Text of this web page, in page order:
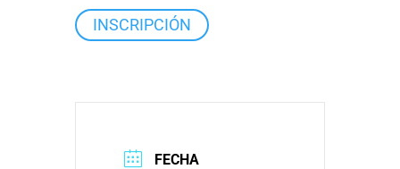
INSCRIPCIÓN
FECHA